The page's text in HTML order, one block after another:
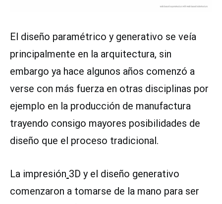
El diseño paramétrico y generativo se veía
principalmente en la arquitectura, sin
embargo ya hace algunos años comenzó a
verse con más fuerza en otras disciplinas por
ejemplo en la producción de manufactura
trayendo consigo mayores posibilidades de
diseño que el proceso tradicional.
La impresión 3D y el diseño generativo
comenzaron a tomarse de la mano para ser